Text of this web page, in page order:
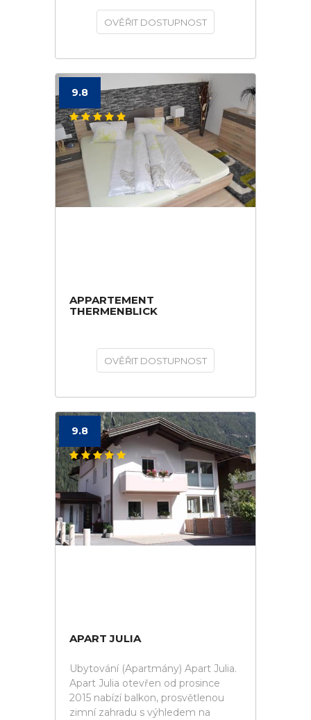
OVĚŘIT DOSTUPNOST
9.8
APPARTEMENT
THERMENBLICK
OVĚŘIT DOSTUPNOST
9.8
APART JULIA
Ubytování (Apartmány) Apart Julia.
Apart Julia otevřen od prosince
2015 nabízí balkon, prosvětlenou
zimní zahradu s výhledem na